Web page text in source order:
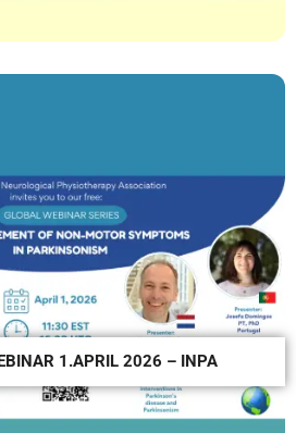
1.APRIL 2026 – INPA